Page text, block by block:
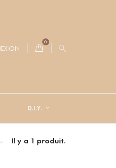
0
D.I.Y.
Il y a 1 produit.